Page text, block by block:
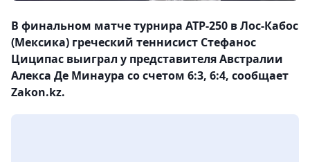
В финальном матче турнира ATP-250 в Лос-Кабос
(Мексика) греческий теннисист Стефанос
Циципас выиграл у представителя Австралии
Алекса Де Минаура со счетом 6:3, 6:4, сообщает
Zakon.kz.